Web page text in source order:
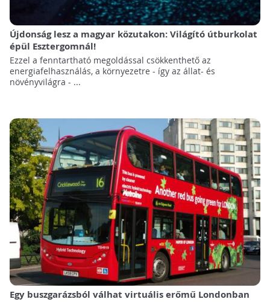
Újdonság lesz a magyar közutakon: Világító útburkolat
épül Esztergomnál!
Ezzel a fenntartható megoldással csökkenthető az
energiafelhasználás, a környezetre - így az állat- és
növényvilágra - ...
Egy buszgarázsból válhat virtuális erőmű Londonban